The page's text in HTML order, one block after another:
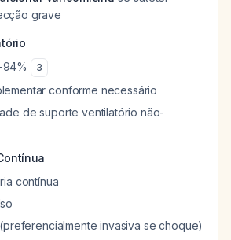
grave
94%
3
conforme necessário
de suporte ventilatório não-
contínua
invasiva se choque)